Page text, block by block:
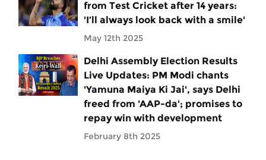
from Test Cricket after 14 years:
'I’ll always look back with a smile'
May 12th 2025
Delhi Assembly Election Results
Live Updates: PM Modi chants
'Yamuna Maiya Ki Jai', says Delhi
freed from 'AAP-da'; promises to
repay win with development
February 8th 2025